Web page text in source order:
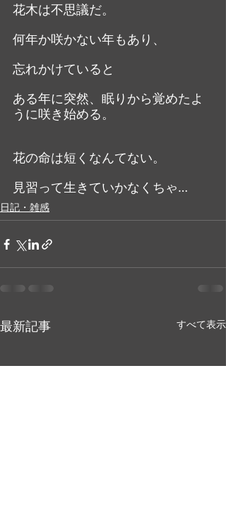
花木は不思議だ。
何年か咲かない年もあり、
忘れかけていると
ある年に突然、眠りから覚めたよ
うに咲き始める。
花の命は短くなんてない。
見習って生きていかなくちゃ…
日記・雑感
最新記事 すべて表示